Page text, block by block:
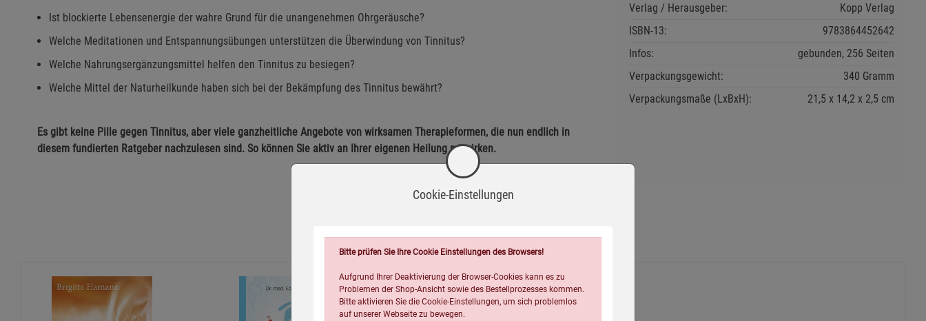
Ist blockierte Lebensenergie der wahre Grund für die unangenehmen Ohrgeräusche?
Welche Meditationen und Entspannungsübungen unterstützen die Überwindung von Tinnitus?
Welche Nahrungsergänzungsmittel helfen den Tinnitus zu besiegen?
Welche Mittel der Naturheilkunde haben sich bei der Bekämpfung des Tinnitus bewährt?
Es gibt keine Pille gegen Tinnitus, aber viele ganzheitliche Angebote von wirksamen Therapieformen, die nun endlich in
diesem fundierten Ratgeber nachzulesen sind. So können Sie aktiv an Ihrer eigenen Heilung mitwirken.
Verlag / Herausgeber:
Kopp Verlag
ISBN-13:
9783864452642
Infos:
gebunden, 256 Seiten
Verpackungsgewicht:
340 Gramm
Verpackungsmaße (LxBxH):
21,5 14,2 2,5 cm
Wird oft zusammen bestellt:
Cookie-Einstellungen
Bitte prüfen Sie Ihre Cookie Einstellungen des Browsers!
Aufgrund Ihrer Deaktivierung der Browser-Cookies kann es zu
Problemen der Shop-Ansicht sowie des Bestellprozesses kommen.
Bitte aktivieren Sie die Cookie-Einstellungen, um sich problemlos
auf unserer Webseite zu bewegen.